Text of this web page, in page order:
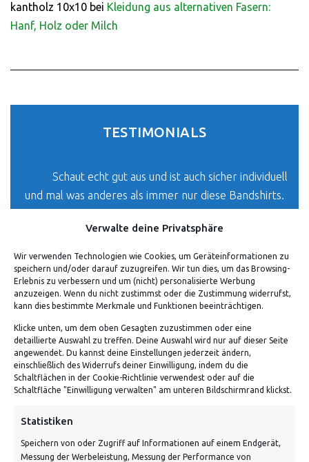
Verwalte deine Privatsphäre
Wir verwenden Technologien wie Cookies, um Geräteinformationen zu
speichern und/oder darauf zuzugreifen. Wir tun dies, um das Browsing-
Erlebnis zu verbessern und um (nicht) personalisierte Werbung
anzuzeigen. Wenn du nicht zustimmst oder die Zustimmung widerrufst,
kann dies bestimmte Merkmale und Funktionen beeinträchtigen.
Klicke unten, um dem oben Gesagten zuzustimmen oder eine
detaillierte Auswahl zu treffen. Deine Auswahl wird nur auf dieser Seite
angewendet. Du kannst deine Einstellungen jederzeit ändern,
einschließlich des Widerrufs deiner Einwilligung, indem du die
Schaltflächen in der Cookie-Richtlinie verwendest oder auf die
Schaltfläche "Einwilligung verwalten" am unteren Bildschirmrand klickst.
Statistiken
Speichern von oder Zugriff auf Informationen auf einem Endgerät,
Messung der Werbeleistung, Messung der Performance von
kantholz 10x10 bei Kleidung aus alternativen Fasern:
Hanf, Holz oder Milch
TESTIMONIALS
Schaut echt gut aus und ist auch sicher individuell
und mal was anderes als immer nur diese Bandshirts.
Jonas H.
ADRESSE
Von Tiling GmbH